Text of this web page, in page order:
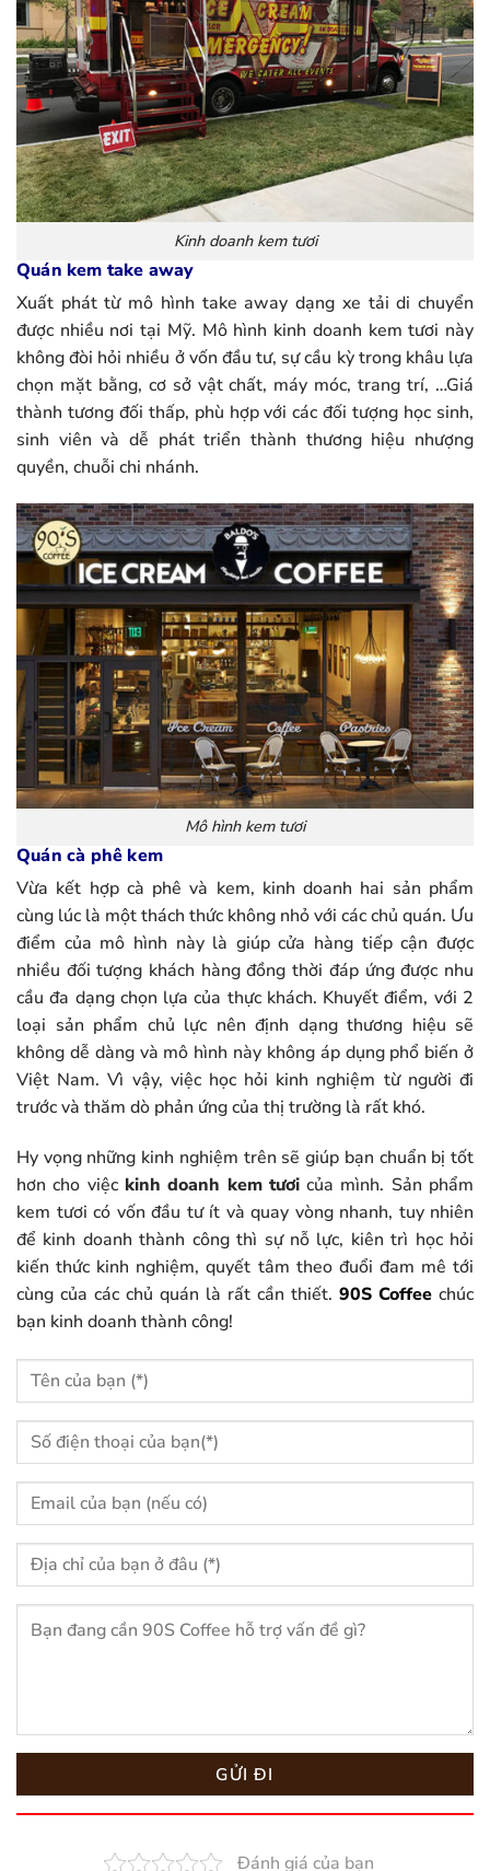
Kinh doanh kem tươi
Quán kem take away
Xuất phát từ mô hình take away dạng xe tải di chuyển
được nhiều nơi tại Mỹ. Mô hình kinh doanh kem tươi này
không đòi hỏi nhiều ở vốn đầu tư, sự cầu kỳ trong khâu lựa
chọn mặt bằng, cơ sở vật chất, máy móc, trang trí, …Giá
thành tương đối thấp, phù hợp với các đối tượng học sinh,
sinh viên và dễ phát triển thành thương hiệu nhượng
quyền, chuỗi chi nhánh.
Mô hình kem tươi
Quán cà phê kem
Vừa kết hợp cà phê và kem, kinh doanh hai sản phẩm
cùng lúc là một thách thức không nhỏ với các chủ quán. Ưu
điểm của mô hình này là giúp cửa hàng tiếp cận được
nhiều đối tượng khách hàng đồng thời đáp ứng được nhu
cầu đa dạng chọn lựa của thực khách. Khuyết điểm, với 2
loại sản phẩm chủ lực nên định dạng thương hiệu sẽ
không dễ dàng và mô hình này không áp dụng phổ biến ở
Việt Nam. Vì vậy, việc học hỏi kinh nghiệm từ người đi
trước và thăm dò phản ứng của thị trường là rất khó.
Hy vọng những kinh nghiệm trên sẽ giúp bạn chuẩn bị tốt
hơn cho việc kinh doanh kem tươicủa mình. Sản phẩm
kem tươi có vốn đầu tư ít và quay vòng nhanh, tuy nhiên
để kinh doanh thành công thì sự nỗ lực, kiên trì học hỏi
kiến thức kinh nghiệm, quyết tâm theo đuổi đam mê tới
cùng của các chủ quán là rất cần thiết. 90S Coffee chúc
bạn kinh doanh thành công!
Đánh giá của bạn